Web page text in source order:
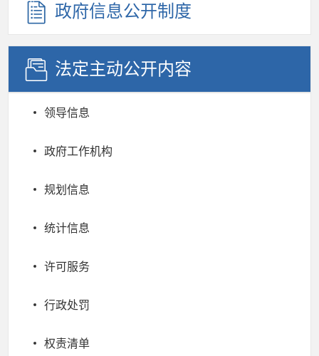
政府信息公开制度
法定主动公开内容
领导信息
政府工作机构
规划信息
统计信息
许可服务
行政处罚
权责清单